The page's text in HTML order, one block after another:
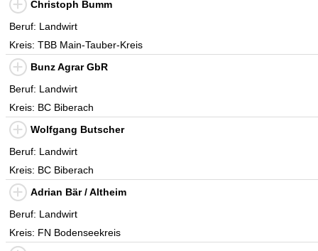
Christoph Bumm
Beruf: Landwirt
Kreis: TBB Main-Tauber-Kreis
Bunz Agrar GbR
Beruf: Landwirt
Kreis: BC Biberach
Wolfgang Butscher
Beruf: Landwirt
Kreis: BC Biberach
Adrian Bär / Altheim
Beruf: Landwirt
Kreis: FN Bodenseekreis